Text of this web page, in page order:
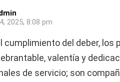
2025, 8:08 pm
cumplimiento del deber, los
valentía y
de servicio; son